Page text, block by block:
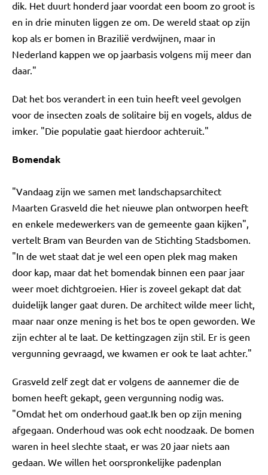
dik. Het duurt honderd jaar voordat een boom zo groot is
en in drie minuten liggen ze om. De wereld staat op zijn
kop als er bomen in Brazilië verdwijnen, maar in
Nederland kappen we op jaarbasis volgens mij meer dan
daar."
Dat het bos verandert in een tuin heeft veel gevolgen
voor de insecten zoals de solitaire bij en vogels, aldus de
imker. "Die populatie gaat hierdoor achteruit."
Bomendak
"Vandaag zijn we samen met landschapsarchitect
Maarten Grasveld die het nieuwe plan ontworpen heeft
en enkele medewerkers van de gemeente gaan kijken",
vertelt Bram van Beurden van de Stichting Stadsbomen.
"In de wet staat dat je wel een open plek mag maken
door kap, maar dat het bomendak binnen een paar jaar
weer moet dichtgroeien. Hier is zoveel gekapt dat dat
duidelijk langer gaat duren. De architect wilde meer licht,
maar naar onze mening is het bos te open geworden. We
zijn echter al te laat. De kettingzagen zijn stil. Er is geen
vergunning gevraagd, we kwamen er ook te laat achter."
Grasveld zelf zegt dat er volgens de aannemer die de
bomen heeft gekapt, geen vergunning nodig was.
"Omdat het om onderhoud gaat.Ik ben op zijn mening
afgegaan. Onderhoud was ook echt noodzaak. De bomen
waren in heel slechte staat, er was 20 jaar niets aan
gedaan. We willen het oorspronkelijke padenplan